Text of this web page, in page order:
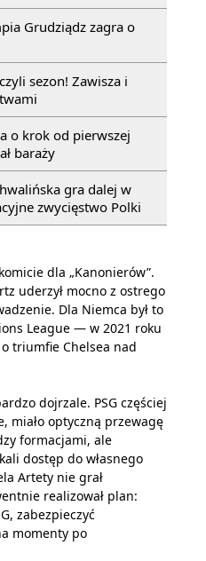
Grudziądz zagra o
sezon! Zawisza i
o krok od pierwszej
baraży
gra dalej w
zwycięstwo Polki
dla „Kanonierów”.
uderzył mocno z ostrego
Dla Niemca był to
League — w 2021 roku
triumfie Chelsea nad
dojrzale. PSG częściej
miało optyczną przewagę
formacjami, ale
dostęp do własnego
Artety nie grał
realizował plan:
zabezpieczyć
momenty po